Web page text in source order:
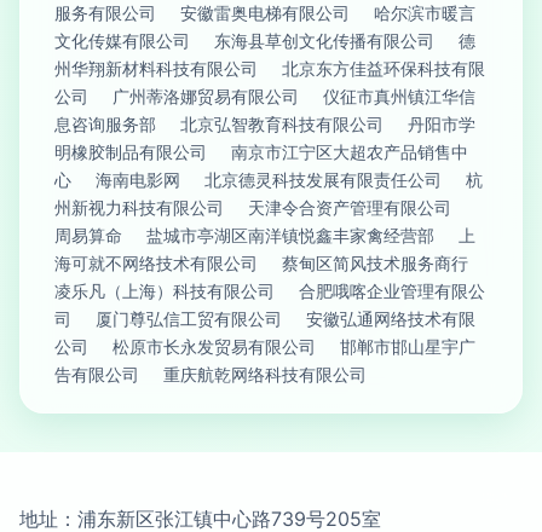
服务有限公司
安徽雷奥电梯有限公司
哈尔滨市暖言
文化传媒有限公司
东海县草创文化传播有限公司
德
州华翔新材料科技有限公司
北京东方佳益环保科技有限
公司
广州蒂洛娜贸易有限公司
仪征市真州镇江华信
息咨询服务部
北京弘智教育科技有限公司
丹阳市学
明橡胶制品有限公司
南京市江宁区大超农产品销售中
心
海南电影网 北京德灵科技发展有限责任公司
杭
州新视力科技有限公司
天津令合资产管理有限公司
周易算命
盐城市亭湖区南洋镇悦鑫丰家禽经营部
上
海可就不网络技术有限公司
蔡甸区简风技术服务商行
凌乐凡（上海）科技有限公司
合肥哦喀企业管理有限公
司
厦门尊弘信工贸有限公司
安徽弘通网络技术有限
公司
松原市长永发贸易有限公司
邯郸市邯山星宇广
告有限公司
重庆航乾网络科技有限公司
地址：浦东新区张江镇中心路739号205室